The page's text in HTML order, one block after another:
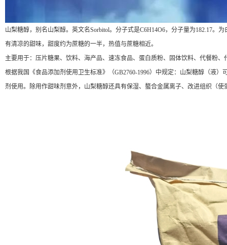
山梨糖醇，别名山梨醇。英文名Sorbitol。分子式是C6H14O6，分子量为182.17
有清凉的甜味，甜度约为蔗糖的一半，热值与蔗糖相近。
主要用于：压片糖果、饮料、海产品、速冻食品、蛋白质粉、固体饮料、代餐粉
根据我国《食品添加剂使用卫生标准》（GB2760-1996）中规定：山梨糖醇（液
剂使用。除用作甜味剂意外，山梨糖醇还具有保湿、螯合金属离子、改进组织（